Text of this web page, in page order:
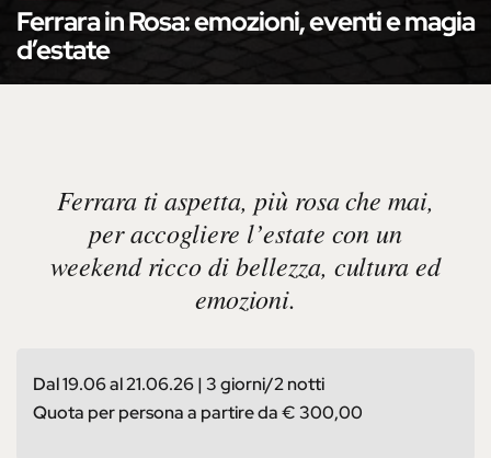
Ferrara in Rosa: emozioni, eventi e magia
d’estate
Ferrara ti aspetta, più rosa che mai,
per accogliere l’estate con un
weekend ricco di bellezza, cultura ed
emozioni.
Dal 19.06 al 21.06.26 | 3 giorni/2 notti
Quota per persona a partire da € 300,00